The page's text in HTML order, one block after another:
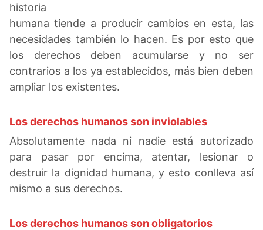
historia
humana tiende a producir cambios en esta, las
necesidades también lo hacen. Es por esto que
los derechos deben acumularse y no ser
contrarios a los ya establecidos, más bien deben
ampliar los existentes.
Los derechos humanos son inviolables
Absolutamente nada ni nadie está autorizado
para pasar por encima, atentar, lesionar o
destruir la dignidad humana, y esto conlleva así
mismo a sus derechos.
Los derechos humanos son obligatorios